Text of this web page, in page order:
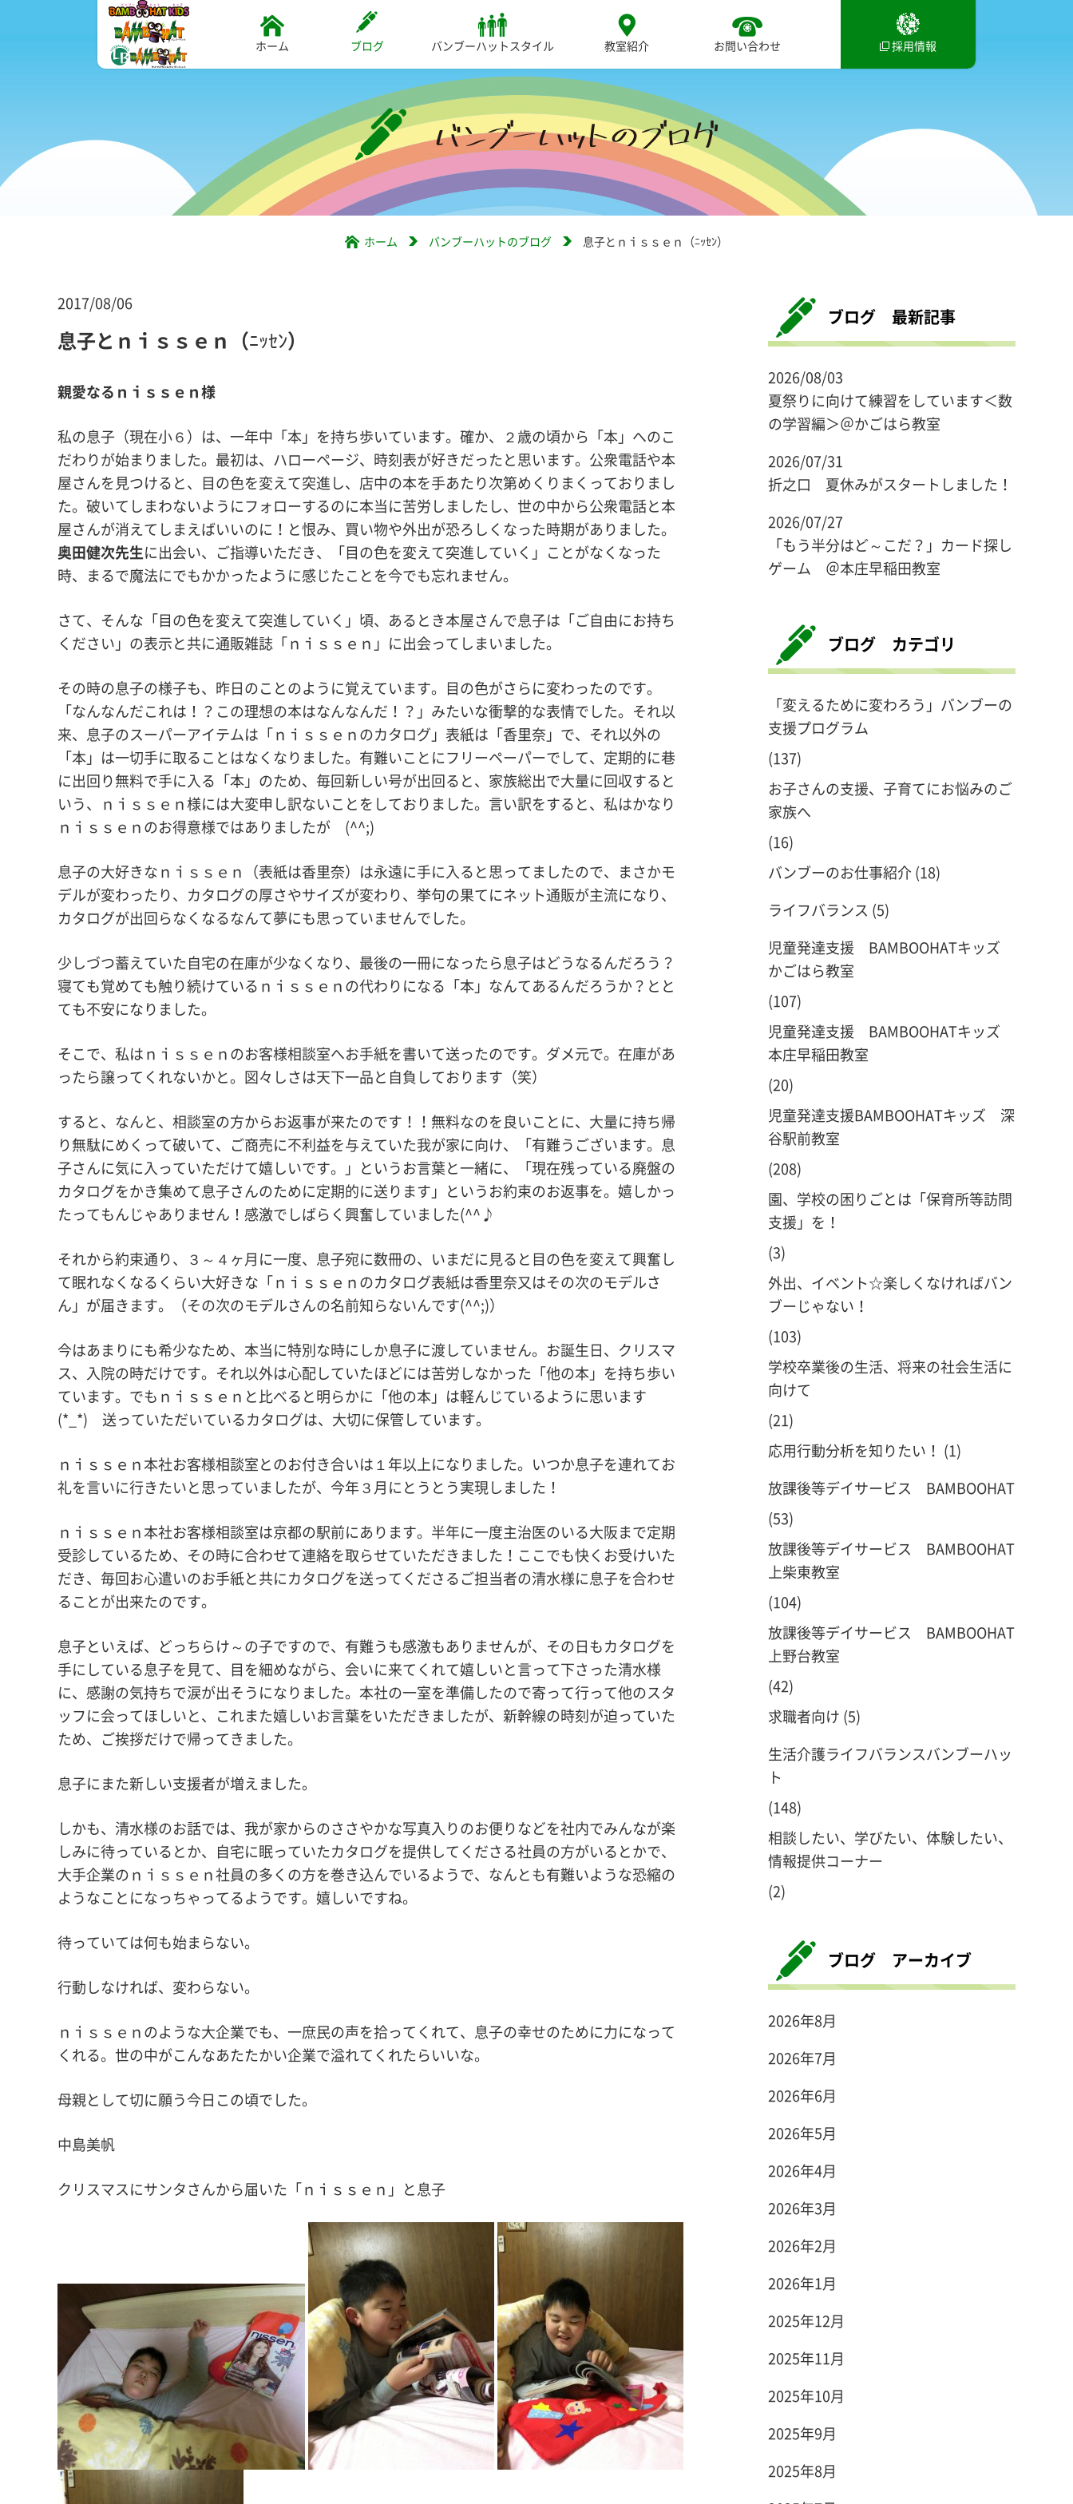
ホーム ブログ バンブーハットスタイル 教室紹介 お問い合わせ 採用情報
ホーム バンブーハットのブログ 息子とｎｉｓｓｅｎ（ﾆｯｾﾝ）
2017/08/06
息子とｎｉｓｓｅｎ（ﾆｯｾﾝ）
親愛なるｎｉｓｓｅｎ様
私の息子（現在小６）は、一年中「本」を持ち歩いています。確か、２歳の頃から「本」へのこ
だわりが始まりました。最初は、ハローページ、時刻表が好きだったと思います。公衆電話や本
屋さんを見つけると、目の色を変えて突進し、店中の本を手あたり次第めくりまくっておりまし
た。破いてしまわないようにフォローするのに本当に苦労しましたし、世の中から公衆電話と本
屋さんが消えてしまえばいいのに！と恨み、買い物や外出が恐ろしくなった時期がありました。
奥田健次先生に出会い、ご指導いただき、「目の色を変えて突進していく」ことがなくなった
時、まるで魔法にでもかかったように感じたことを今でも忘れません。
さて、そんな「目の色を変えて突進していく」頃、あるとき本屋さんで息子は「ご自由にお持ち
ください」の表示と共に通販雑誌「ｎｉｓｓｅｎ」に出会ってしまいました。
その時の息子の様子も、昨日のことのように覚えています。目の色がさらに変わったのです。
「なんなんだこれは！？この理想の本はなんなんだ！？」みたいな衝撃的な表情でした。それ以
来、息子のスーパーアイテムは「ｎｉｓｓｅｎのカタログ」表紙は「香里奈」で、それ以外の
「本」は一切手に取ることはなくなりました。有難いことにフリーペーパーでして、定期的に巷
に出回り無料で手に入る「本」のため、毎回新しい号が出回ると、家族総出で大量に回収すると
いう、ｎｉｓｓｅｎ様には大変申し訳ないことをしておりました。言い訳をすると、私はかなり
ｎｉｓｓｅｎのお得意様ではありましたが (^^;)
息子の大好きなｎｉｓｓｅｎ（表紙は香里奈）は永遠に手に入ると思ってましたので、まさかモ
デルが変わったり、カタログの厚さやサイズが変わり、挙句の果てにネット通販が主流になり、
カタログが出回らなくなるなんて夢にも思っていませんでした。
少しづつ蓄えていた自宅の在庫が少なくなり、最後の一冊になったら息子はどうなるんだろう？
寝ても覚めても触り続けているｎｉｓｓｅｎの代わりになる「本」なんてあるんだろうか？とと
ても不安になりました。
そこで、私はｎｉｓｓｅｎのお客様相談室へお手紙を書いて送ったのです。ダメ元で。在庫があ
ったら譲ってくれないかと。図々しさは天下一品と自負しております（笑）
すると、なんと、相談室の方からお返事が来たのです！！無料なのを良いことに、大量に持ち帰
り無駄にめくって破いて、ご商売に不利益を与えていた我が家に向け、「有難うございます。息
子さんに気に入っていただけて嬉しいです。」というお言葉と一緒に、「現在残っている廃盤の
カタログをかき集めて息子さんのために定期的に送ります」というお約束のお返事を。嬉しかっ
たってもんじゃありません！感激でしばらく興奮していました(^^♪
それから約束通り、３～４ヶ月に一度、息子宛に数冊の、いまだに見ると目の色を変えて興奮し
て眠れなくなるくらい大好きな「ｎｉｓｓｅｎのカタログ表紙は香里奈又はその次のモデルさ
ん」が届きます。（その次のモデルさんの名前知らないんです(^^;)）
今はあまりにも希少なため、本当に特別な時にしか息子に渡していません。お誕生日、クリスマ
ス、入院の時だけです。それ以外は心配していたほどには苦労しなかった「他の本」を持ち歩い
ています。でもｎｉｓｓｅｎと比べると明らかに「他の本」は軽んじているように思います
(*_*) 送っていただいているカタログは、大切に保管しています。
ｎｉｓｓｅｎ本社お客様相談室とのお付き合いは１年以上になりました。いつか息子を連れてお
礼を言いに行きたいと思っていましたが、今年３月にとうとう実現しました！
ｎｉｓｓｅｎ本社お客様相談室は京都の駅前にあります。半年に一度主治医のいる大阪まで定期
受診しているため、その時に合わせて連絡を取らせていただきました！ここでも快くお受けいた
だき、毎回お心遣いのお手紙と共にカタログを送ってくださるご担当者の清水様に息子を合わせ
ることが出来たのです。
息子といえば、どっちらけ～の子ですので、有難うも感激もありませんが、その日もカタログを
手にしている息子を見て、目を細めながら、会いに来てくれて嬉しいと言って下さった清水様
に、感謝の気持ちで涙が出そうになりました。本社の一室を準備したので寄って行って他のスタ
ッフに会ってほしいと、これまた嬉しいお言葉をいただきましたが、新幹線の時刻が迫っていた
ため、ご挨拶だけで帰ってきました。
息子にまた新しい支援者が増えました。
しかも、清水様のお話では、我が家からのささやかな写真入りのお便りなどを社内でみんなが楽
しみに待っているとか、自宅に眠っていたカタログを提供してくださる社員の方がいるとかで、
大手企業のｎｉｓｓｅｎ社員の多くの方を巻き込んでいるようで、なんとも有難いような恐縮の
ようなことになっちゃってるようです。嬉しいですね。
待っていては何も始まらない。
行動しなければ、変わらない。
ｎｉｓｓｅｎのような大企業でも、一庶民の声を拾ってくれて、息子の幸せのために力になって
くれる。世の中がこんなあたたかい企業で溢れてくれたらいいな。
母親として切に願う今日この頃でした。
中島美帆
クリスマスにサンタさんから届いた「ｎｉｓｓｅｎ」と息子
ブログ 最新記事
2026/08/03
夏祭りに向けて練習をしています＜数
の学習編＞＠かごはら教室
2026/07/31
折之口 夏休みがスタートしました！
2026/07/27
「もう半分はど～こだ？」カード探し
ゲーム ＠本庄早稲田教室
ブログ カテゴリ
「変えるために変わろう」バンブーの
支援プログラム
(137)
お子さんの支援、子育てにお悩みのご
家族へ
(16)
バンブーのお仕事紹介(18)
ライフバランス (5)
児童発達支援 BAMBOOHATキッズ
かごはら教室
(107)
児童発達支援 BAMBOOHATキッズ
本庄早稲田教室
(20)
児童発達支援BAMBOOHATキッズ 深
谷駅前教室
(208)
園、学校の困りごとは「保育所等訪問
支援」を！
(3)
外出、イベント☆楽しくなければバン
ブーじゃない！
(103)
学校卒業後の生活、将来の社会生活に
向けて
(21)
応用行動分析を知りたい！ (1)
放課後等デイサービス BAMBOOHAT
(53)
放課後等デイサービス BAMBOOHAT
上柴東教室
(104)
放課後等デイサービス BAMBOOHAT
上野台教室
(42)
求職者向け (5)
生活介護ライフバランスバンブーハッ
ト
(148)
相談したい、学びたい、体験したい、
情報提供コーナー
(2)
ブログ アーカイブ
2026年8月
2026年7月
2026年6月
2026年5月
2026年4月
2026年3月
2026年2月
2026年1月
2025年12月
2025年11月
2025年10月
2025年9月
2025年8月